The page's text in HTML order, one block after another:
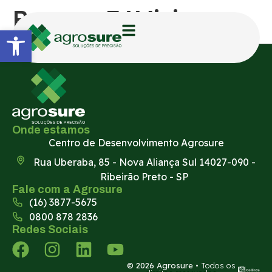
Banner EAVision
Onde estamos
Centro de Desenvolvimento Agrosure
Rua Uberaba, 85 - Nova Aliança Sul 14027-090 -
Ribeirão Preto - SP
Fale com a Agrosure
(16) 3877-5675
0800 878 2836
Redes Sociais
© 2026 Agrosure • Todos os
Abrir a barra de ferramentas